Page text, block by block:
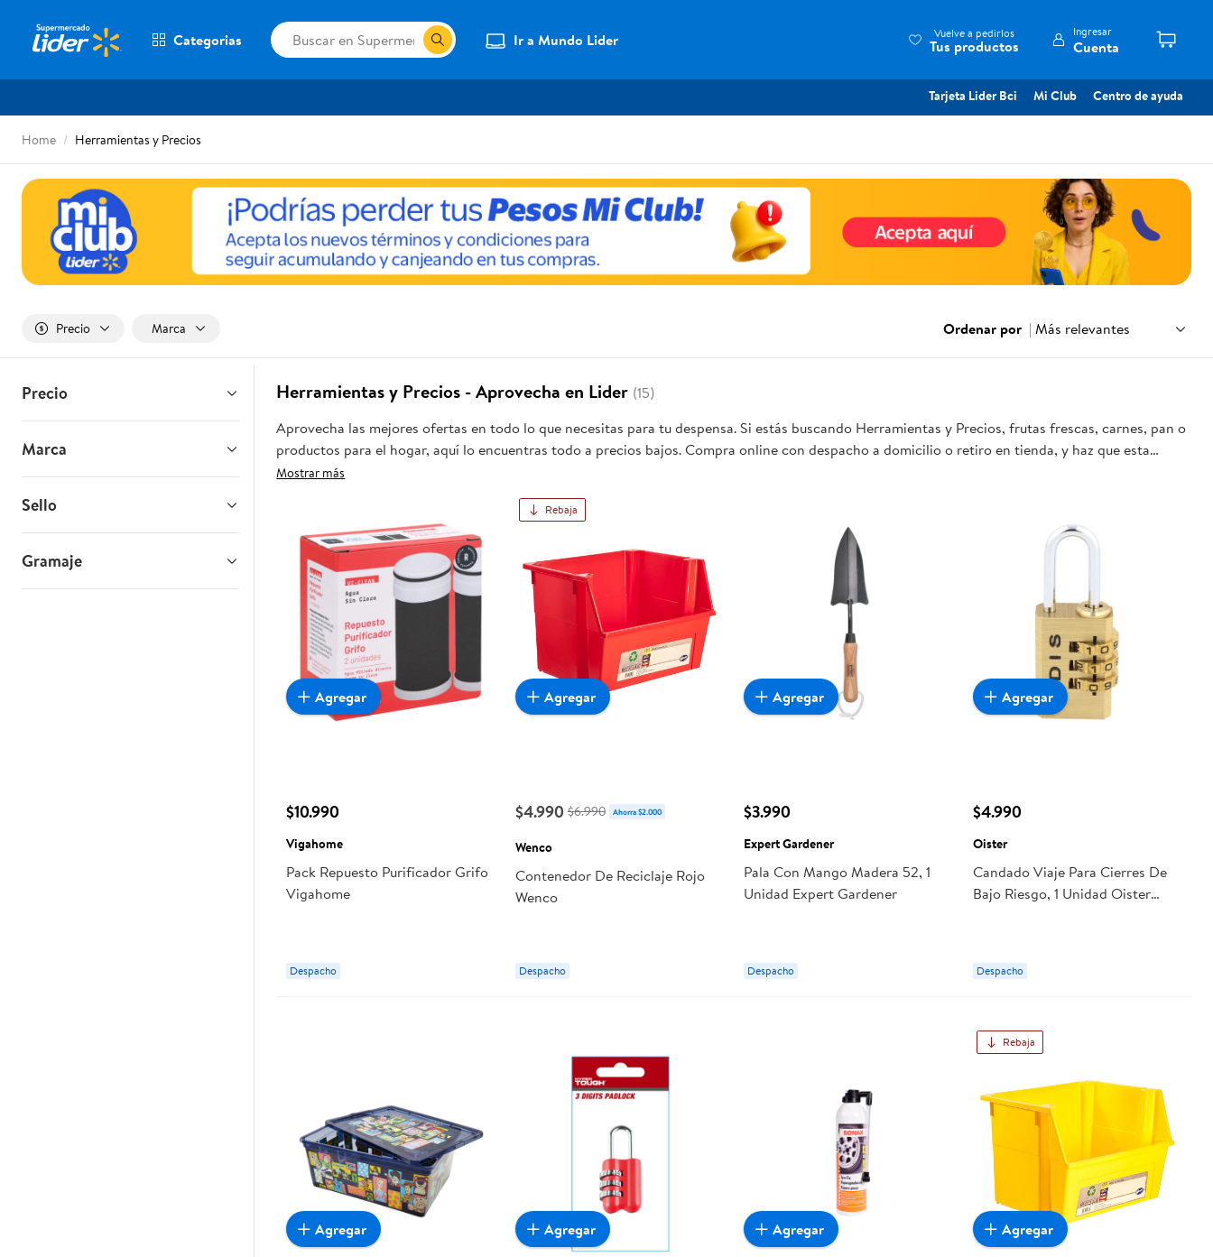
Categorias Ir a Mundo Lider Vuelve a pedirlos
Tus productos
Ingresar
Cuenta
Tarjeta Lider Bci Mi Club Centro de ayuda
Home Herramientas y Precios
Precio Marca Ordenar por | Más relevantes
Precio
Marca
Sello
Gramaje
Herramientas y Precios - Aprovecha en Lider (15)
Aprovecha las mejores ofertas en todo lo que necesitas para tu despensa. Si estás buscando Herramientas y Precios, frutas frescas, carnes, pan o
productos para el hogar, aquí lo encuentras todo a precios bajos. Compra online con despacho a domicilio o retiro en tienda, y haz que esta
oportunidad sea realmente conveniente para ti y tu familia.
Mostrar más
$10.990
Vigahome
Pack Repuesto Purificador Grifo
Vigahome
Despacho
Agregar
Rebaja
$4.990 $6.990 Ahorra $2.000
Wenco
Contenedor De Reciclaje Rojo
Wenco
Despacho
Agregar
$3.990
Expert Gardener
Pala Con Mango Madera 52, 1
Unidad Expert Gardener
Despacho
Agregar
$4.990
Oister
Candado Viaje Para Cierres De
Bajo Riesgo, 1 Unidad Oister
Despacho
Agregar
Agregar Agregar Agregar
Rebaja
Agregar